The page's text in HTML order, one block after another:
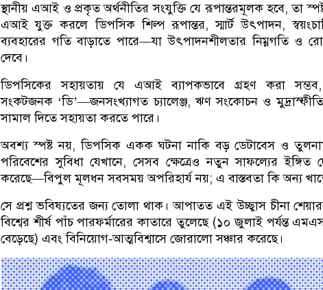
স্থানীয় এআই ও প্রকৃত অর্থনীতির সংযুক্তি যে রূপান্তরমূলক হবে,তা
এআই যুক্ত করলে ডিপসিক শিল্প রূপান্তর,স্মার্ট উৎপাদন,
ব্যবহারের গতি বাড়াতে পারে—যা উৎপাদনশীলতার নিম্নগতি ও
দেবে।
ডিপসিকের সহায়তায় যে এআই ব্যাপকভাবে গ্রহণ করা সম্ভব
সংকটজনক ‘ডি’—জনসংখ্যাগত চ্যালেঞ্জ, ঋণ সংকোচন ও মুদ্রাস্ফীতি
সামাল দিতে সহায়তা করতে পারে।
অবশ্য স্পষ্ট নয়,ডিপসিক একক ঘটনা নাকি বড় ডেটাবেস ও
পরিবেশের সুবিধা যেখানে,সেসব ক্ষেত্রেও নতুন সাফল্যের ইঙ্গিত
করেছে—বিপুল মূলধন সবসময় অপরিহার্য নয়; এ বাস্তবতা কি অন্য
সে প্রশ্ন ভবিষ্যতের জন্য তোলা থাক। আপাতত এই উচ্ছ্বাস চীনা
বিশ্বের শীর্ষ পাঁচ পারফর্মারের কাতারে তুলেছে (১০ জুলাই পর্যন্ত
বেড়েছে) এবং বিনিয়োগ‑আত্মবিশ্বাসে জোরালো সঞ্চার করেছে।